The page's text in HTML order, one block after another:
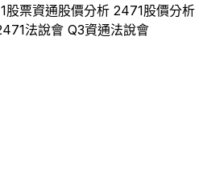
股票資通股價分析 2471股價分析
法說會 Q3資通法說會